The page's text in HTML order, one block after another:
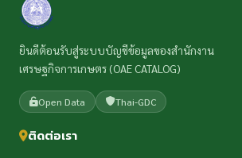
ยินดีต้อนรับสู่ระบบบัญชีข้อมูลของสำนักงาน
เศรษฐกิจการเกษตร (OAE CATALOG)
Open Data Thai-GDC
ติดต่อเรา